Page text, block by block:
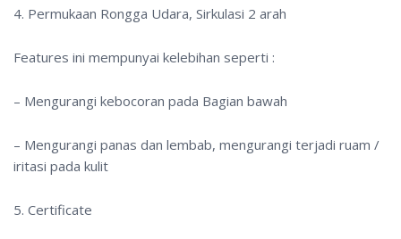
4. Permukaan Rongga Udara, Sirkulasi 2 arah
Features ini mempunyai kelebihan seperti :
– Mengurangi kebocoran pada Bagian bawah
– Mengurangi panas dan lembab, mengurangi terjadi ruam /
iritasi pada kulit
5. Certificate